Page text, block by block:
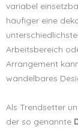
variabel
häufiger eine
Arbeitsbereich
Arrangement
wandelbares
Als Trendsetter
der so genannte